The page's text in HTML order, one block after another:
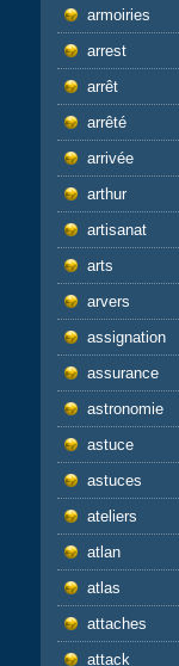
armoiries
arrest
arrêt
arrêté
arrivée
arthur
artisanat
arts
arvers
assignation
assurance
astronomie
astuce
astuces
ateliers
atlan
atlas
attaches
attack